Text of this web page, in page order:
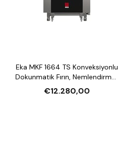
Eka MKF 1664 TS Konveksiyonlu
Dokunmatik Fırın, Nemlendirmeli
16 Tepsi Kapasiteli Elektrikli
€12.280,00